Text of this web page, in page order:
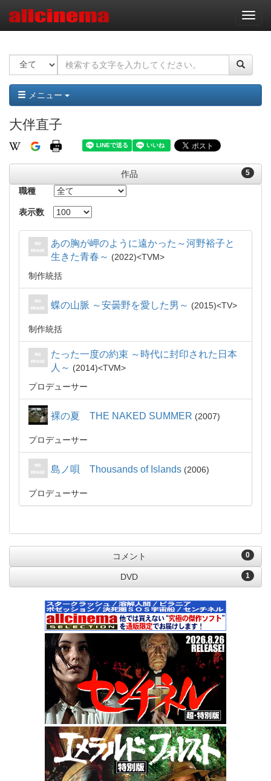
ナ
ビ
ー
ョ
ン
メニュー
大伴直子
5
作品
職種
表示数
あの胸が岬のように遠かった～河野裕子と
生きた青春～
2022
TVM
制作統括
蝶の山脈 ～安曇野を愛した男～ 2015 TV
制作統括
たった一度の約束 ～時代に封印された日本
人～
2014
TVM
プロデューサー
裸の夏 THE NAKED SUMMER 2007
プロデューサー
島ノ唄 Thousands of Islands 2006
プロデューサー
0
コメント
1
DVD